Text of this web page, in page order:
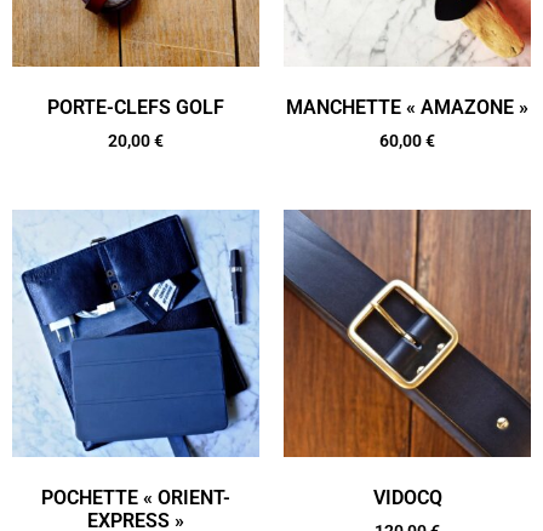
PORTE-CLEFS GOLF
20,00€
MANCHETTE « AMAZONE »
60,00€
POCHETTE « ORIENT-
EXPRESS »
VIDOCQ